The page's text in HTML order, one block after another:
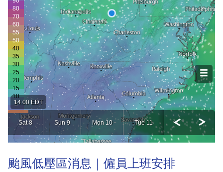
颱風低壓區消息｜僱員上班安排